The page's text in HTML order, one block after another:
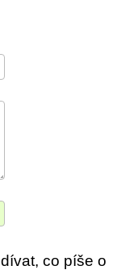
co píše o